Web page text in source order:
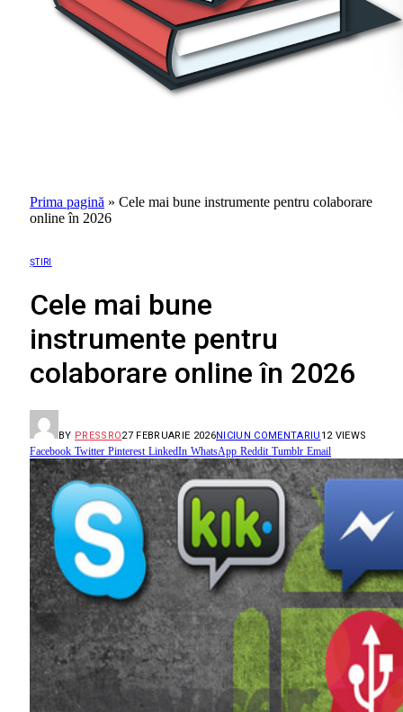
Prima pagină » Cele mai bune instrumente pentru colaborare
online în 2026
ȘTIRI
Cele mai bune
instrumente pentru
colaborare online în 2026
BY PRESSRO27 FEBRUARIE 2026NICIUN COMENTARIU 12 VIEWS
Facebook Twitter Pinterest LinkedIn WhatsApp Reddit Tumblr Email